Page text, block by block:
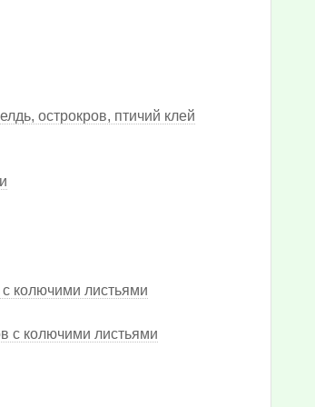
острокров, птичий клей
колючими листьями
с колючими листьями